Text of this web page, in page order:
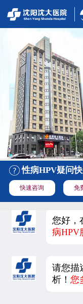
性病HPV疑问
快速咨询 免
您好，
病HPV
请您描
析！您